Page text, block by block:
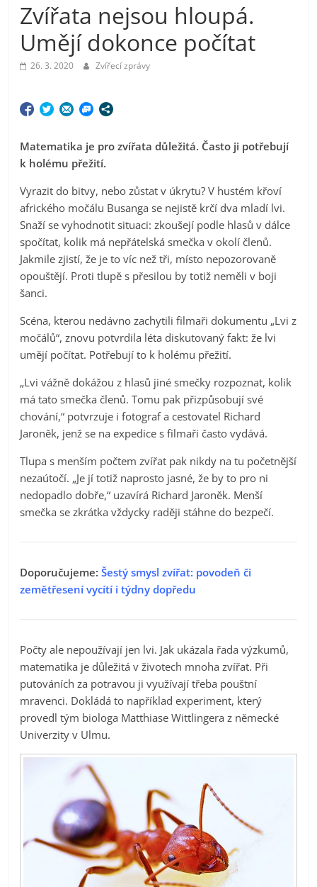
Zvířata nejsou hloupá.
Umějí dokonce počítat
26. 3. 2020 Zvířecí zprávy
Matematika je pro zvířata důležitá. Často ji potřebují
k holému přežití.
Vyrazit do bitvy, nebo zůstat v úkrytu? V hustém křoví
afrického močálu Busanga se nejistě krčí dva mladí lvi.
Snaží se vyhodnotit situaci: zkoušejí podle hlasů v dálce
spočítat, kolik má nepřátelská smečka v okolí členů.
Jakmile zjistí, že je to víc než tři, místo nepozorovaně
opouštějí. Proti tlupě s přesilou by totiž neměli v boji
šanci.
Scéna, kterou nedávno zachytili filmaři dokumentu „Lvi z
močálů“, znovu potvrdila léta diskutovaný fakt: že lvi
umějí počítat. Potřebují to k holému přežití.
„Lvi vážně dokážou z hlasů jiné smečky rozpoznat, kolik
má tato smečka členů. Tomu pak přizpůsobují své
chování,“ potvrzuje i fotograf a cestovatel Richard
Jaroněk, jenž se na expedice s filmaři často vydává.
Tlupa s menším počtem zvířat pak nikdy na tu početnější
nezaútočí. „Je jí totiž naprosto jasné, že by to pro ni
nedopadlo dobře,“ uzavírá Richard Jaroněk. Menší
smečka se zkrátka vždycky raději stáhne do bezpečí.
Doporučujeme:Šestý smysl zvířat: povodeň či
zemětřesení vycítí i týdny dopředu
Počty ale nepoužívají jen lvi. Jak ukázala řada výzkumů,
matematika je důležitá v životech mnoha zvířat. Při
putováních za potravou ji využívají třeba pouštní
mravenci. Dokládá to například experiment, který
provedl tým biologa Matthiase Wittlingera z německé
Univerzity v Ulmu.